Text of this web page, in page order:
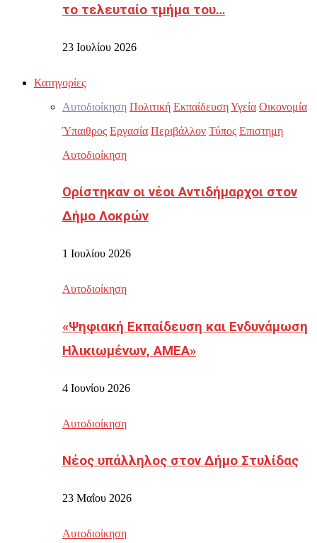
το τελευταίο τμήμα του…
23 Ιουλίου 2026
Κατηγορίες
Αυτοδιοίκηση Πολιτική ΕκπαίδευσηΥγεία Οικονομία
Ύπαιθρος Εργασία Περιβάλλον Τύπος Επιστημη
Αυτοδιοίκηση
Ορίστηκαν οι νέοι Αντιδήμαρχοι στον
Δήμο Λοκρών
1 Ιουλίου 2026
Αυτοδιοίκηση
«Ψηφιακή Εκπαίδευση και Ενδυνάμωση
Ηλικιωμένων, ΑΜΕΑ»
4 Ιουνίου 2026
Αυτοδιοίκηση
Νέος υπάλληλος στον Δήμο Στυλίδας
23 Μαΐου 2026
Αυτοδιοίκηση